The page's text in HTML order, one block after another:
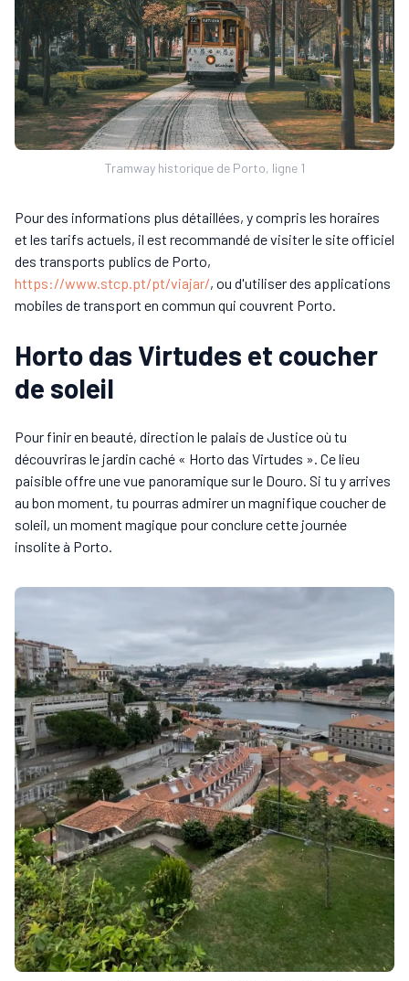
Tramway historique de Porto, ligne 1
Pour des informations plus détaillées, y compris les horaires
et les tarifs actuels, il est recommandé de visiter le site officiel
des transports publics de Porto,
https://www.stcp.pt/pt/viajar/, ou d'utiliser des applications
mobiles de transport en commun qui couvrent Porto.
Horto das Virtudes et coucher
de soleil
Pour finir en beauté, direction le palais de Justice où tu
découvriras le jardin caché « Horto das Virtudes ». Ce lieu
paisible offre une vue panoramique sur le Douro. Si tu y arrives
au bon moment, tu pourras admirer un magnifique coucher de
soleil, un moment magique pour conclure cette journée
insolite à Porto.